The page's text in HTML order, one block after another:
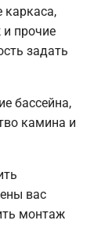
каркаса,
прочие
задать
бассейна,
камина и
вас
монтаж